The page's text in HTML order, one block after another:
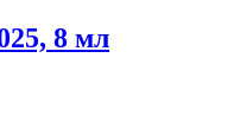
8 мл